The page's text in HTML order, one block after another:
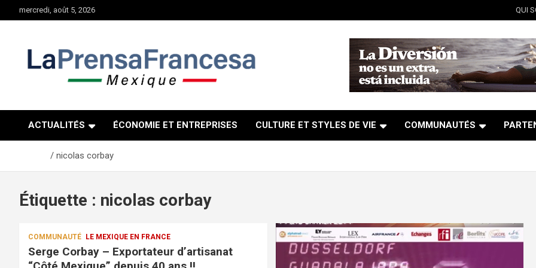
au
mercredi, août 5, 2026 QUI
ACTUALITÉS ÉCONOMIE ET ENTREPRISES CULTURE ET STYLES DE VIE COMMUNAUTÉS
nicolas corbay
Étiquette : nicolas corbay
COMMUNAUTÉ LE MEXIQUE EN FRANCE
Serge Corbay – Exportateur d’artisanat